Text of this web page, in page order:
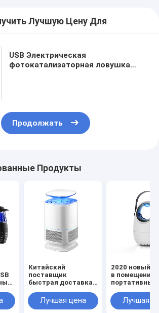
Лучшую Цену Для
USB Электрическая
фотокатализаторная ловушка
Продолжать
Продукты
Китайский
поставщик
быстрая доставка
борьба с
вредителями
Лучшая цена
2020 новый
в помещении
портативный
вентилятора
Лучшая